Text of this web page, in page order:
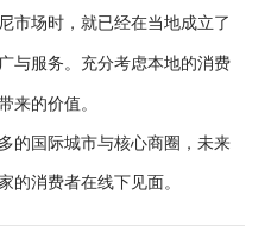
市场时，就已经在当地成立了
与服务。充分考虑本地的消费
来的价值。
的国际城市与核心商圈，未来
的消费者在线下见面。